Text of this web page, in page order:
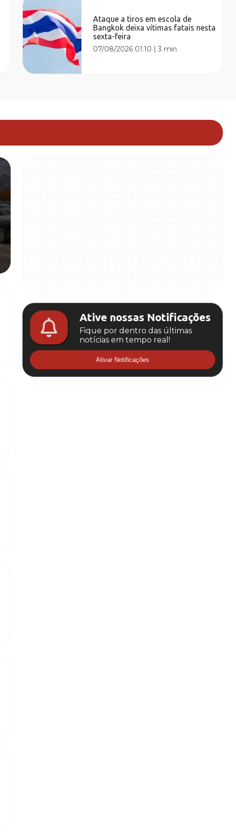
Ataque a tiros em escola de
Bangkok deixa vítimas fatais nesta
sexta-feira
07/08/2026 01:10 |3 min
Ative nossas Notificações
Fique por dentro das últimas
notícias em tempo real!
Ativar Notificações